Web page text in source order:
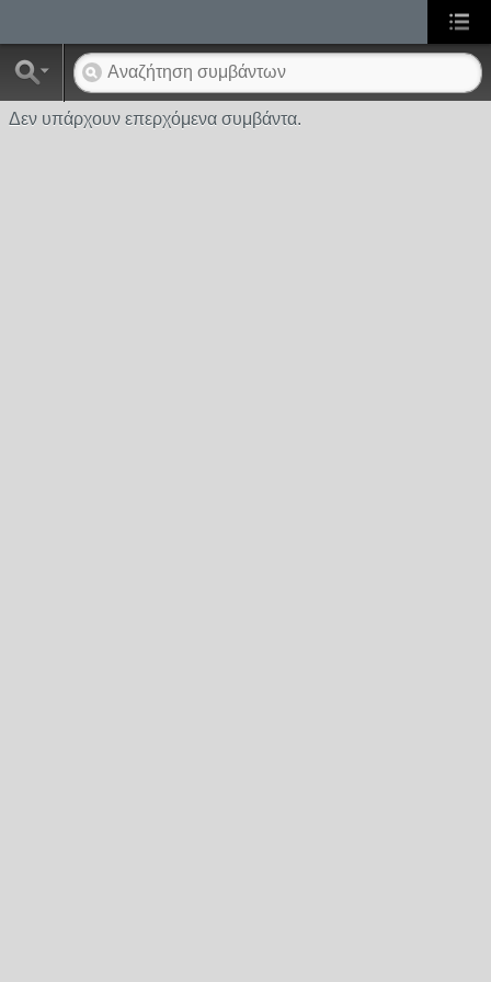
Δεν υπάρχουν επερχόμενα συμβάντα.